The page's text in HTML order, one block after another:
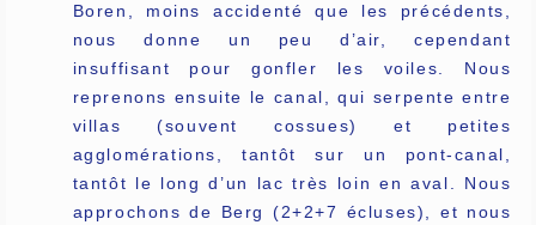
Boren, moins accidenté que les précédents,
nous donne un peu d’air, cependant
insuffisant pour gonfler les voiles. Nous
reprenons ensuite le canal, qui serpente entre
villas (souvent cossues) et petites
agglomérations, tantôt sur un pont-canal,
tantôt le long d’un lac très loin en aval. Nous
approchons de Berg (2+2+7 écluses), et nous